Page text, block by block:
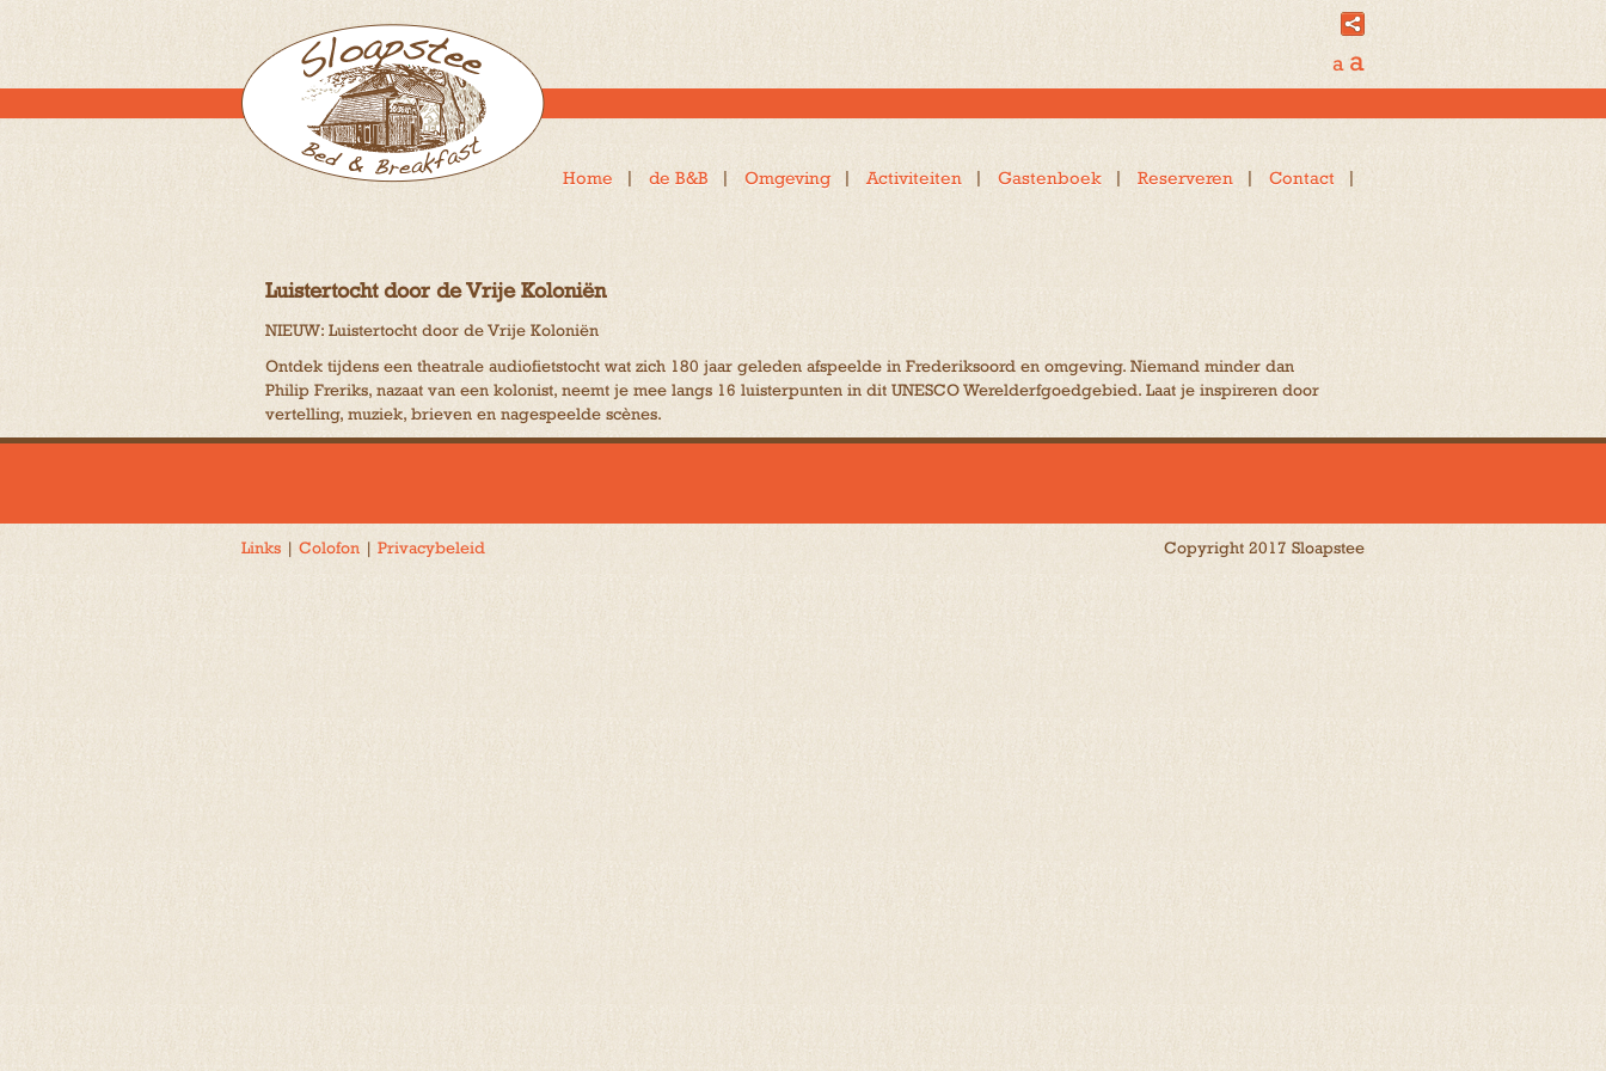
a a
Home de B&B Omgeving Activiteiten Gastenboek Reserveren Contact
Luistertocht door de Vrije Koloniën
NIEUW: Luistertocht door de Vrije Koloniën
Ontdek tijdens een theatrale audiofietstocht wat zich 180 jaar geleden afspeelde in Frederiksoord en omgeving. Niemand minder dan
Philip Freriks, nazaat van een kolonist, neemt je mee langs 16 luisterpunten in dit UNESCO Werelderfgoedgebied. Laat je inspireren door
vertelling, muziek, brieven en nagespeelde scènes.
Links | Colofon | Privacybeleid Copyright 2017 Sloapstee